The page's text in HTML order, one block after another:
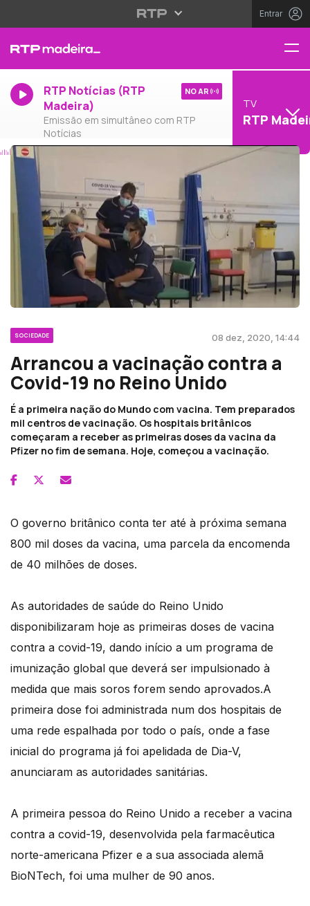
Entrar
RTP Notícias (RTP
Madeira)
Emissão em simultâneo com RTP
Notícias
NO AR
TV
RTP
SOCIEDADE 08 dez, 2020, 14:44
Arrancou a vacinação contra a
Covid-19 no Reino Unido
É a primeira nação do Mundo com vacina. Tem preparados
mil centros de vacinação. Os hospitais britânicos
começaram a receber as primeiras doses da vacina da
Pfizer no fim de semana. Hoje, começou a vacinação.
O governo britânico conta ter até à próxima semana
800 mil doses da vacina, uma parcela da encomenda
de 40 milhões de doses.
As autoridades de saúde do Reino Unido
disponibilizaram hoje as primeiras doses de vacina
contra a covid-19, dando início a um programa de
imunização global que deverá ser impulsionado à
medida que mais soros forem sendo aprovados.A
primeira dose foi administrada num dos hospitais de
uma rede espalhada por todo o país, onde a fase
inicial do programa já foi apelidada de Dia-V,
anunciaram as autoridades sanitárias.
A primeira pessoa do Reino Unido a receber a vacina
contra a covid-19, desenvolvida pela farmacêutica
norte-americana Pfizer e a sua associada alemã
BioNTech, foi uma mulher de 90 anos.